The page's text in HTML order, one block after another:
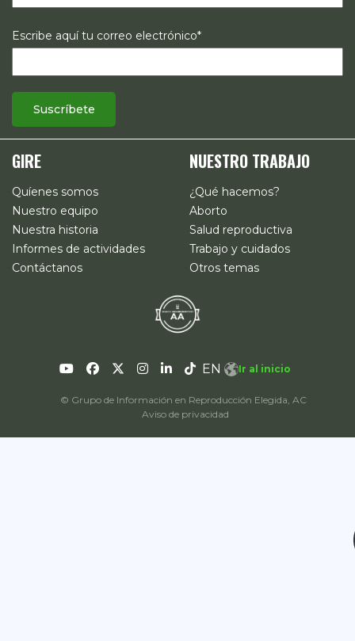
Escribe aquí tu correo electrónico*
GIRE
Quíenes somos
Nuestro equipo
Nuestra historia
Informes de actividades
Contáctanos
NUESTRO TRABAJO
¿Qué hacemos?
Aborto
Salud reproductiva
Trabajo y cuidados
Otros temas
© Grupo de Información en Reproducción Elegida, AC
Aviso de privacidad
EN Ir al inicio